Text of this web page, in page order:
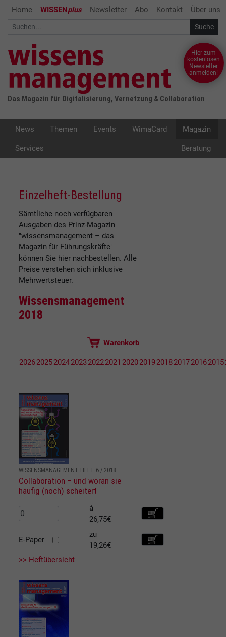
Home WISSENplus Newsletter Abo Kontakt Über uns
Das Magazin für Digitalisierung, Vernetzung & Collaboration
Hier zum
kostenlosen
Newsletter
anmelden!
News Themen Events WimaCard Magazin
Services Beratung
Einzelheft-Bestellung
Sämtliche noch verfügbaren
Ausgaben des Prinz-Magazin
"wissensmanagement – das
Magazin für Führungskräfte"
können Sie hier nachbestellen. Alle
Preise verstehen sich inklusive
Mehrwertsteuer.
Wissensmanagement
2018
Warenkorb
202620252024202320222021 202020192018201720162015
WISSENSMANAGEMENT HEFT 6 / 2018
Collaboration – und woran sie
häufig (noch) scheitert
à
26,75€
E-Paper
zu
19,26€
>> Heftübersicht